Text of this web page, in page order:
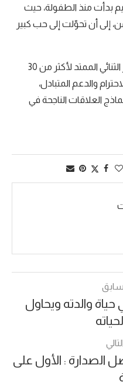
بدأت منذ الطفولة، حيث
إلى أن تحوّلت إلى حب كبير
وسلطت المجلة الضوء على مشوار الثنائي الممتد لأكثر من 30
والدعم المتبادل،
العلاقات الناجحة في
والدته ويحاول
: الأول على